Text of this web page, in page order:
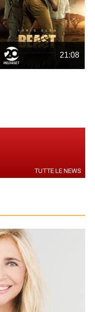
21:08
TUTTE LE NEWS